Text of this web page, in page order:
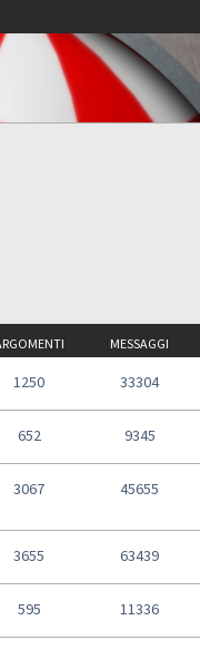
MESSAGGI
1250 33304
652 9345
3067 45655
3655 63439
595 11336